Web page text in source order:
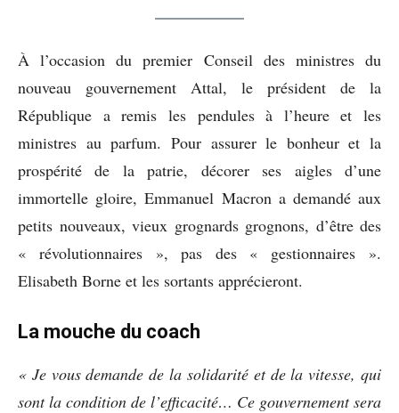
À l’occasion du premier Conseil des ministres du
nouveau gouvernement Attal, le président de la
République a remis les pendules à l’heure et les
ministres au parfum. Pour assurer le bonheur et la
prospérité de la patrie, décorer ses aigles d’une
immortelle gloire, Emmanuel Macron a demandé aux
petits nouveaux, vieux grognards grognons, d’être des
« révolutionnaires », pas des « gestionnaires ».
Elisabeth Borne et les sortants apprécieront.
La mouche du coach
« Je vous demande de la solidarité et de la vitesse, qui
sont la condition de l’efficacité… Ce gouvernement sera